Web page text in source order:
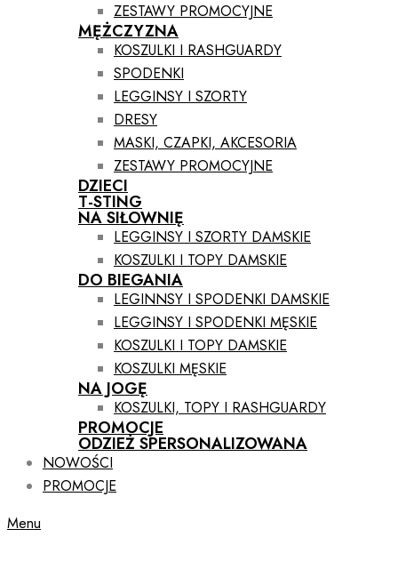
ZESTAWY PROMOCYJNE
MĘŻCZYZNA
KOSZULKI I RASHGUARDY
SPODENKI
LEGGINSY I SZORTY
DRESY
MASKI, CZAPKI, AKCESORIA
ZESTAWY PROMOCYJNE
DZIECI
T-STING
NA SIŁOWNIĘ
LEGGINSY I SZORTY DAMSKIE
KOSZULKI I TOPY DAMSKIE
DO BIEGANIA
LEGINNSY I SPODENKI DAMSKIE
LEGGINSY I SPODENKI MĘSKIE
KOSZULKI I TOPY DAMSKIE
KOSZULKI MĘSKIE
NA JOGĘ
KOSZULKI, TOPY I RASHGUARDY
PROMOCJE
ODZIEŻ SPERSONALIZOWANA
NOWOŚCI
PROMOCJE
Menu